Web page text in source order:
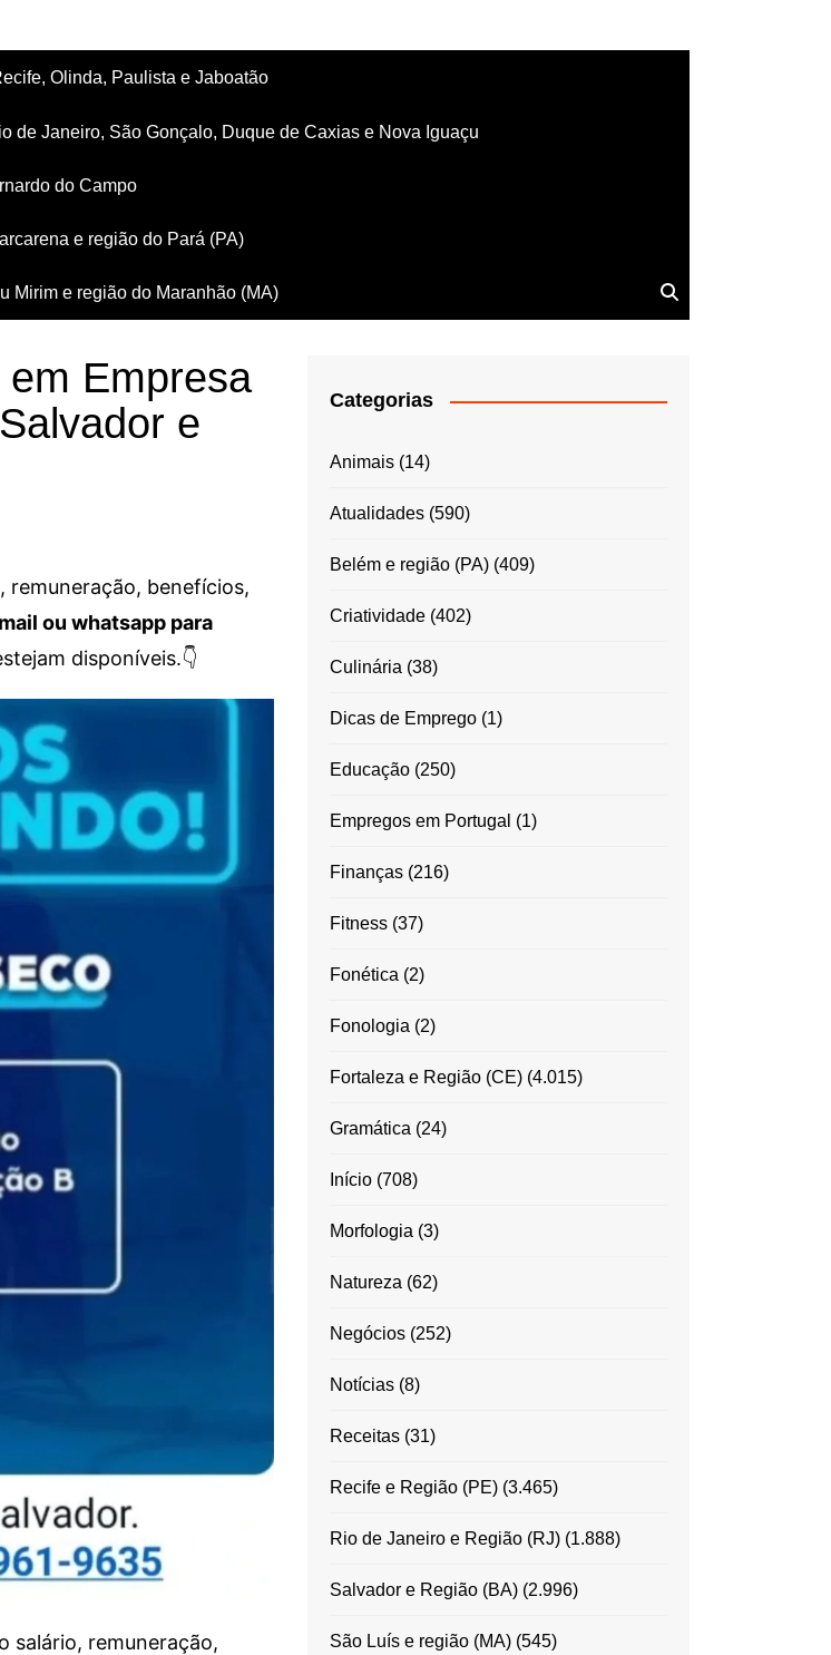
Olinda, Paulista e Jaboatão
de Janeiro, São Gonçalo, Duque de Caxias e Nova Iguaçu
do Campo
e região do Pará (PA)
Mirim e região do Maranhão (MA)
Empresa
e
remuneração, benefícios,
ou whatsapp para
disponíveis.👇
salário, remuneração,
Categorias
Animais(14)
Atualidades(590)
Belém e região (PA)(409)
Criatividade(402)
Culinária (38)
Dicas de Emprego(1)
Educação(250)
Empregos em Portugal (1)
Finanças(216)
Fitness(37)
Fonética (2)
Fonologia (2)
Fortaleza e Região (CE)(4.015)
Gramática (24)
Início(708)
Morfologia (3)
Natureza (62)
Negócios(252)
Notícias(8)
Receitas(31)
Recife e Região (PE)(3.465)
Rio de Janeiro e Região (RJ)(1.888)
Salvador e Região (BA)(2.996)
São Luís e região (MA)(545)